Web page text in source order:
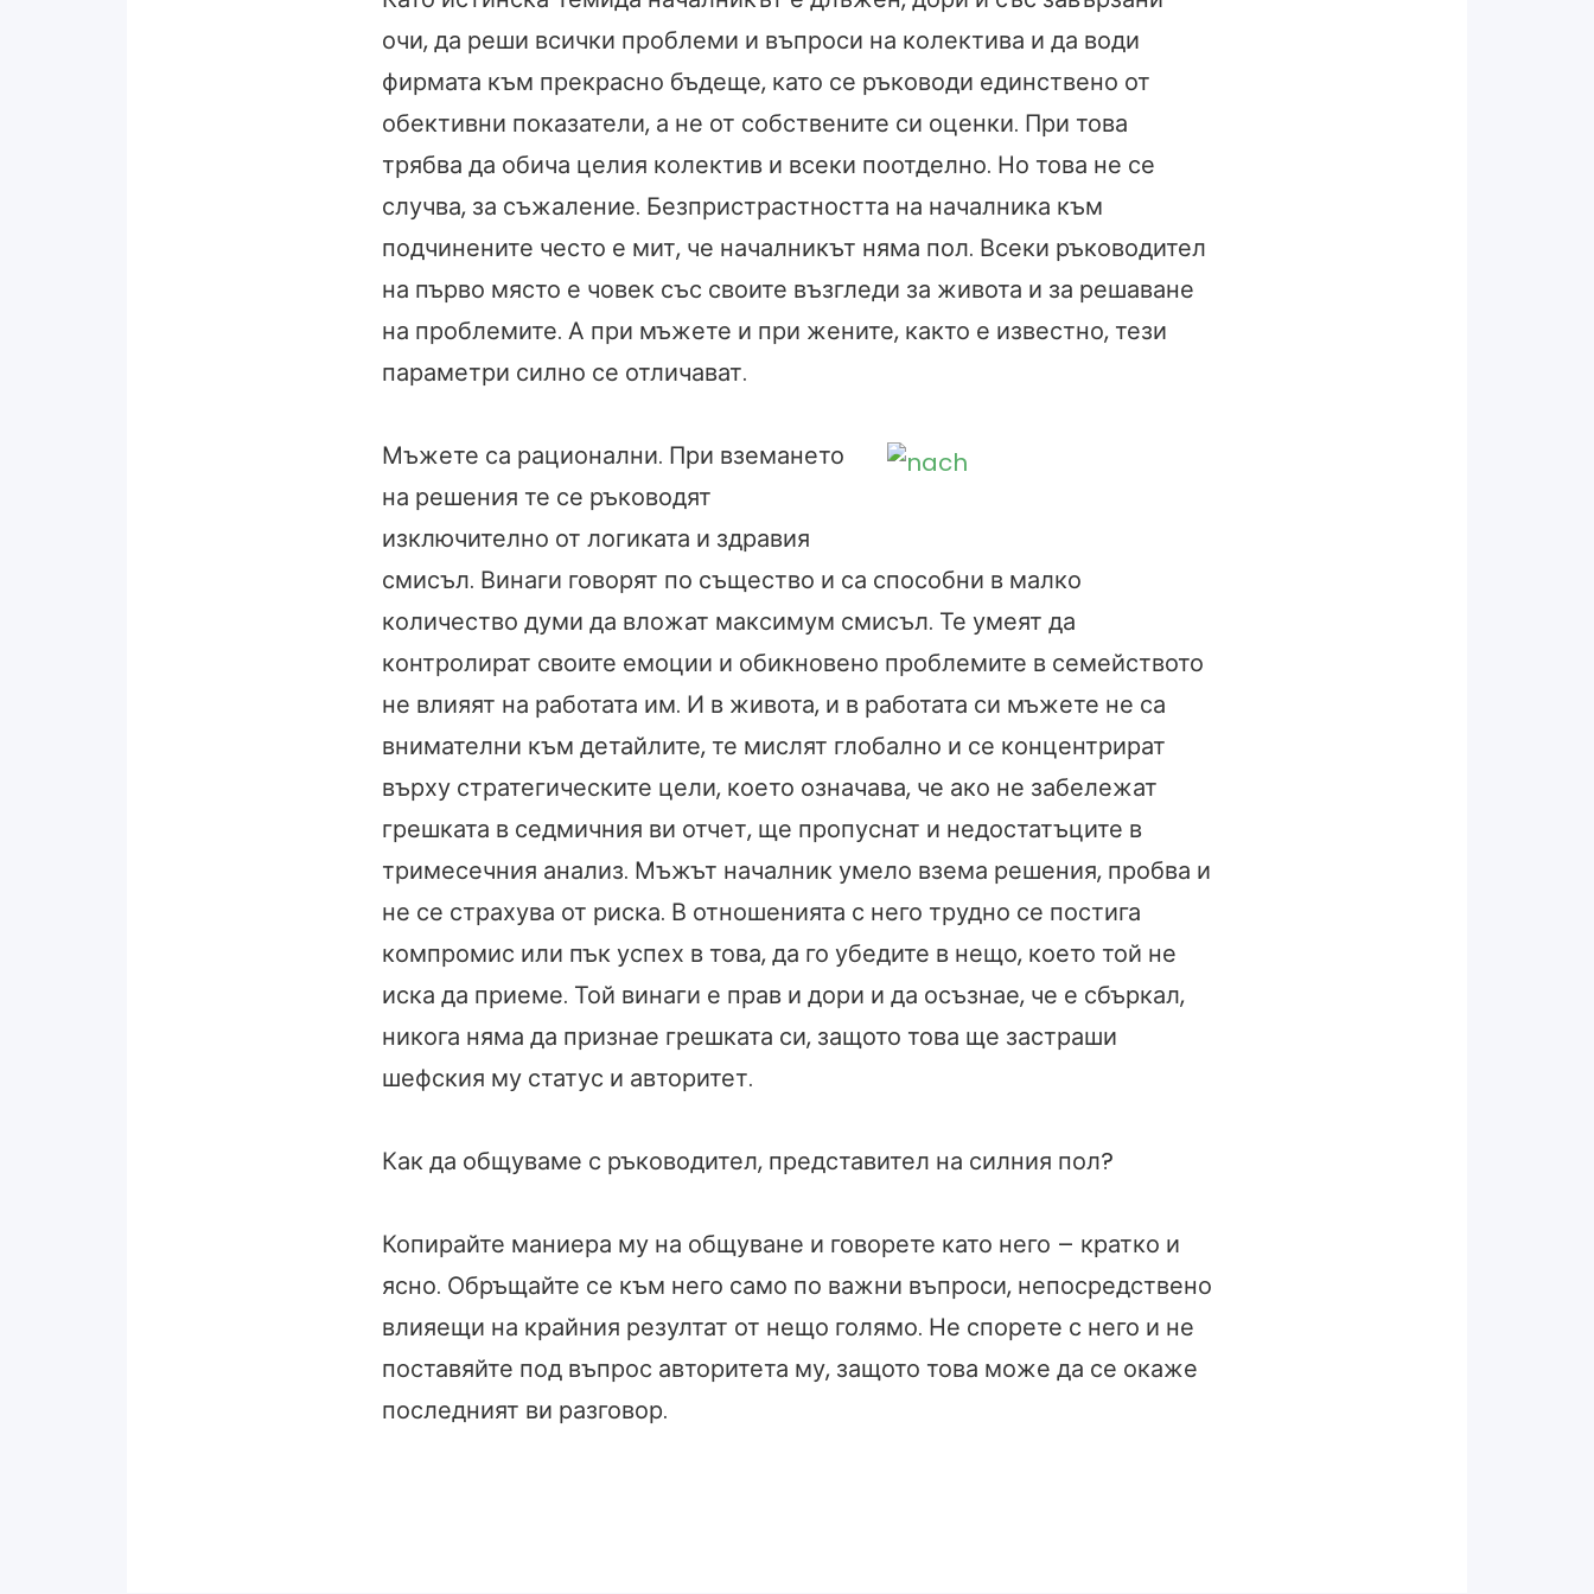
очи, да реши всички проблеми и въпроси на колектива и да води
фирмата към прекрасно бъдеще, като се ръководи единствено от
обективни показатели, а не от собствените си оценки. При това
трябва да обича целия колектив и всеки поотделно. Но това не се
случва, за съжаление. Безпристрастността на началника към
подчинените често е мит, че началникът няма пол. Всеки ръководител
на първо място е човек със своите възгледи за живота и за решаване
на проблемите. А при мъжете и при жените, както е известно, тези
параметри силно се отличават.
Мъжете са рационални. При вземането
на решения те се ръководят
изключително от логиката и здравия
смисъл. Винаги говорят по същество и са способни в малко
количество думи да вложат максимум смисъл. Те умеят да
контролират своите емоции и обикновено проблемите в семейството
не влияят на работата им. И в живота, и в работата си мъжете не са
внимателни към детайлите, те мислят глобално и се концентрират
върху стратегическите цели, което означава, че ако не забележат
грешката в седмичния ви отчет, ще пропуснат и недостатъците в
тримесечния анализ. Мъжът началник умело взема решения, пробва и
не се страхува от риска. В отношенията с него трудно се постига
компромис или пък успех в това, да го убедите в нещо, което той не
иска да приеме. Той винаги е прав и дори и да осъзнае, че е сбъркал,
никога няма да признае грешката си, защото това ще застраши
шефския му статус и авторитет.
Как да общуваме с ръководител, представител на силния пол?
Копирайте маниера му на общуване и говорете като него – кратко и
ясно. Обръщайте се към него само по важни въпроси, непосредствено
влияещи на крайния резултат от нещо голямо. Не спорете с него и не
поставяйте под въпрос авторитета му, защото това може да се окаже
последният ви разговор.